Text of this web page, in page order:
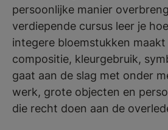
persoonlijke manier
verdiepende cursus leer je
integere bloemstukken
compositie, kleurgebruik,
gaat aan de slag met onder
werk, grote objecten en
die recht doen aan de